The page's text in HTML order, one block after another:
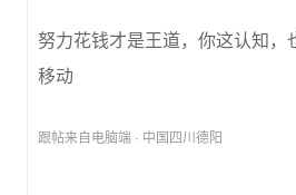
努力花钱才是王道，你这认知，
移动
跟帖来自电脑端 · 中国四川德阳